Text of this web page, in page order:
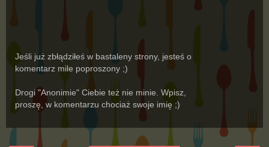
Jeśli już zbłądziłeś w bastaleny strony, jesteś o
komentarz mile poproszony ;)
Drogi "Anonimie" Ciebie też nie minie. Wpisz,
proszę, w komentarzu chociaż swoje imię ;)